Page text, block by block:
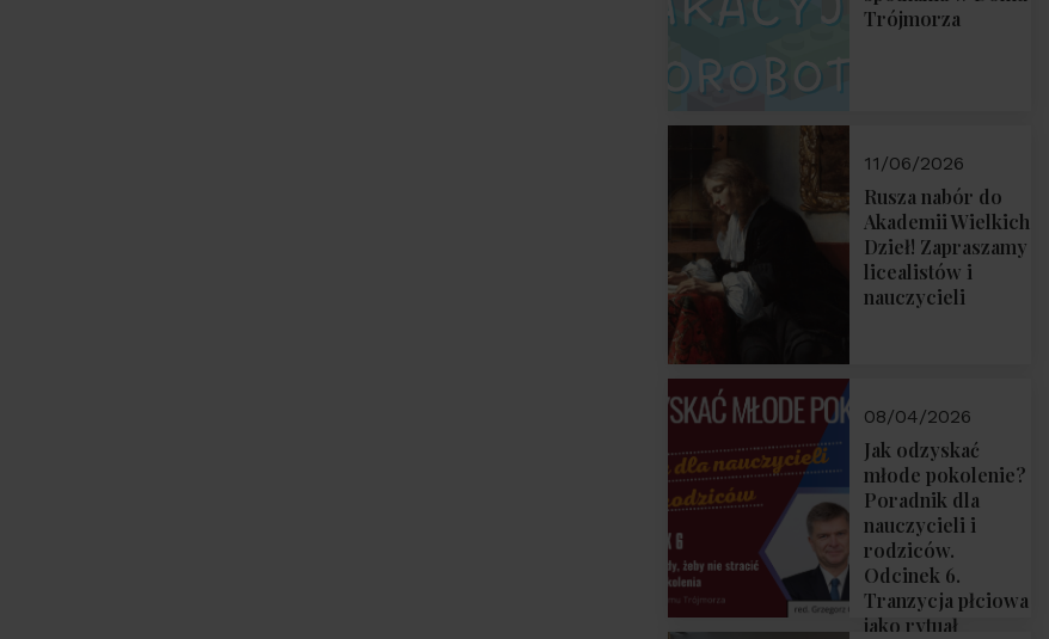
Trójmorza
11/06/2026
Rusza nabór do
Akademii Wielkich
Dzieł! Zapraszamy
licealistów i
nauczycieli
08/04/2026
Jak odzyskać
młode pokolenie?
Poradnik dla
nauczycieli i
rodziców.
Odcinek 6.
Tranzycja płciowa
jako rytuał